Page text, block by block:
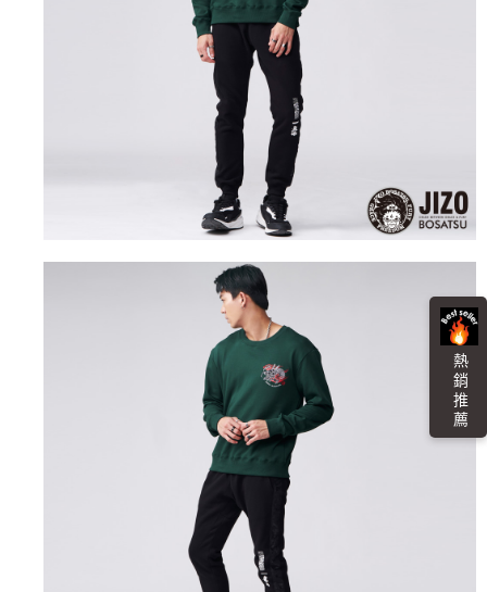
熱 銷 推 薦
買賣價金債權讓與本公司後，依約使用本公司帳單繳交帳款。
2.基於同意付款使用「大哥付你分期」之契約關係目的，商店將以您的個人
資料（包含姓名、電話或地址）提供予台灣大哥大進項蒐集、處理及利用，
由本公司與您本人進行分期帳單所需資料之確認、核對及更正。
3.完整用戶服務條款，請詳閱以下連結：
https://oppay.tw/userRule
購買商品的店家。未經商家同意取消之訂單仍視為有效，需透過AFTEE先享
※ 交易是否成功請以「AFTEE先享後付 」之結帳頁面顯示為準，若有關於
是否繳費成功／繳費後需取消欲退款等相關疑問，請聯繫「AFTEE先享後付
https://netprotections.freshdesk.com/support/home
１．透過由恩沛科技股份有限公司提供之「AFTEE先享後付」服務完成之交
易，需依本服務之必要範圍內提供個人資料，並將交易相關給付款項請求債
權轉讓予恩沛科技股份有限公司。
２．關於個人資料處理事宜，請瀏覽以下網址：
３．未成年的使用者請事先徵得法定代理人或監護人之同意方可使用
「AFTEE先享後付」，若未經同意申辦者引起之損失，本公司不負相關責
４．使用「AFTEE先享後付」時，將依據個別帳號之用戶狀況，依本公司即
時審查核予不同之上限額度；若仍有額度不足之情形，本公司將視審查結果
５．嚴禁一人註冊多個帳號或使用他人資訊註冊。若發現惡意使用之情形，
恩沛科技股份有限公司將有權停止該用戶之使用額度並採取法律行動。
每筆NT$60，滿NT$3,000(含以上)免運費
每筆NT$60，滿NT$3,000(含以上)免運費
每筆NT$80，滿NT$3,000(含以上)免運費
每筆NT$80，滿NT$3,000(含以上)免運費
每筆NT$100，滿NT$3,000(含以上)免運費
查看運費